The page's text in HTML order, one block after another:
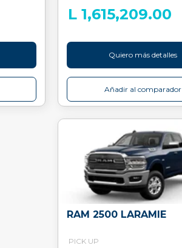
L 1,615,209.00
Quiero más detalles
Añadir al comparador
RAM 2500 LARAMIE
PICK UP